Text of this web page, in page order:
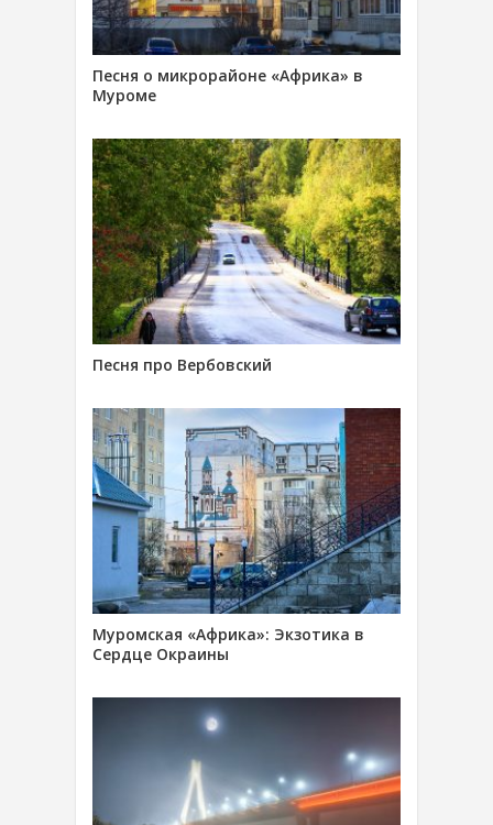
Песня о микрорайоне «Африка» в
Муроме
Песня про Вербовский
Муромская «Африка»: Экзотика в
Сердце Окраины